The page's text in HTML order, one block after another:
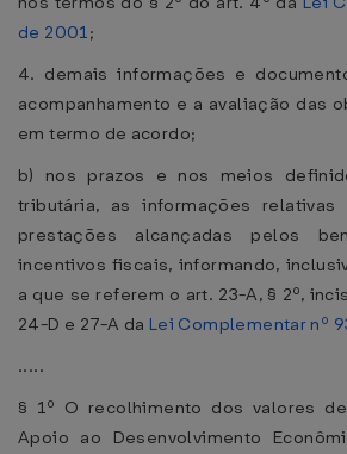
de 2001;
4. demais informações e
acompanhamento e a avaliação das
em termo de acordo;
b) nos prazos e nos meios
tributária, as informações
prestações alcançadas pelos
incentivos fiscais, informando,
a que se referem o art. 23-A, § 2º,
24-D e 27-A da Lei Complementar nº
.....
§ 1º O recolhimento dos valores
Apoio ao Desenvolvimento